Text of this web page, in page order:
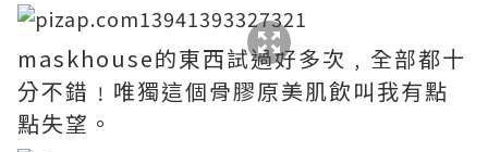
maskhouse的東西試過好多次﹐全部都十
分不錯﹗唯獨這個骨膠原美肌飲叫我有點
點失望。